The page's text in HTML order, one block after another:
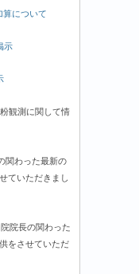
算について
示
観測に関して情
関わった最新の
ていただきまし
院長の関わった
をさせていただ